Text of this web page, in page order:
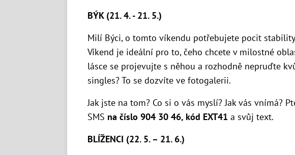
BÝK (21. 4. - 21. 5.)
Milí Býci, o tomto víkendu potřebujete pocit
Víkend je ideální pro to, čeho chcete v milostné
lásce se projevujte s něhou a rozhodně nepruďte
singles? To se dozvíte ve fotogalerii.
Jak jste na tom? Co si o vás myslí? Jak vás vnímá?
SMS na číslo 904 30 46, kód EXT41 a svůj text.
BLÍŽENCI (22. 5. – 21. 6.)